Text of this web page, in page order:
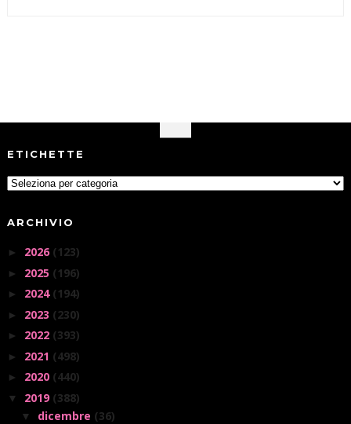
ETICHETTE
ARCHIVIO
► 2026 (123)
► 2025 (196)
► 2024 (194)
► 2023 (230)
► 2022 (393)
► 2021 (498)
► 2020 (440)
▼ 2019 (388)
▼ dicembre (36)